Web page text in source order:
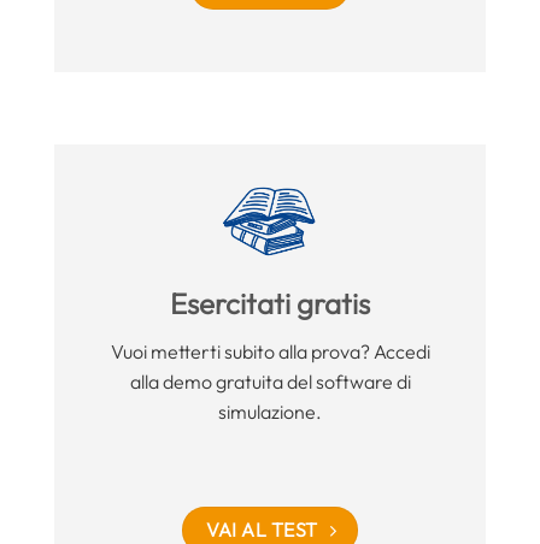
Esercitati gratis
Vuoi metterti subito alla prova? Accedi
alla demo gratuita del software di
simulazione.
VAI AL TEST